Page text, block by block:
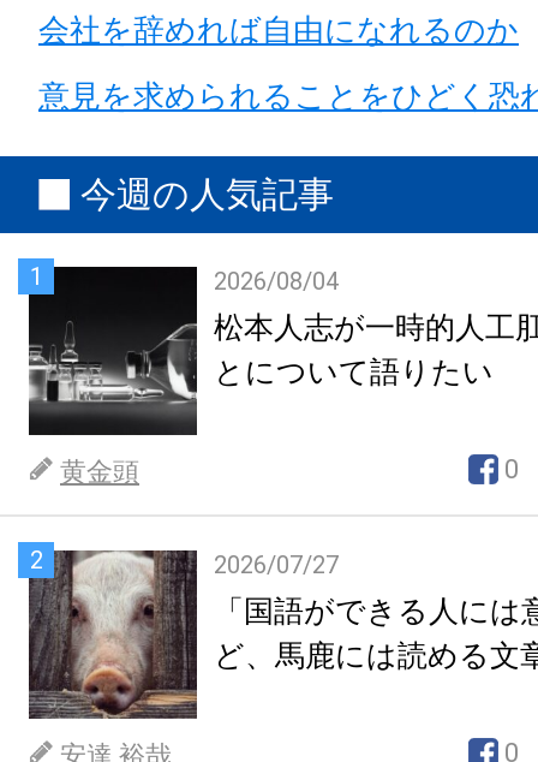
会社を辞めれば自由になれるのか
意見を求められることをひどく恐
今週の人気記事
1 2026/08/04
松本人志が一時的人工
とについて語りたい
黄金頭 0
2 2026/07/27
「国語ができる人には
ど、馬鹿には読める文
安達 裕哉 0